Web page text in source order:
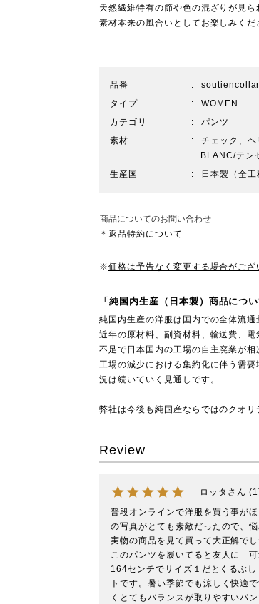
天然繊維特有の節や色の混ざりが見
素材本来の風合いとしてお楽しみくだ
品番
タイプ
WOMEN
カテゴリ
パンツ
素材
チェック、
BLANC/テン
生産国
日本製（全工
商品についてのお問い合わせ
＊返品特約について
※価格は予告なく変更する場合がござ
「純国内生産（日本製）商品につい
純国内生産の洋服は国内での全体流通
近年の原材料、副資材料、輸送費、
不足で日本国内の工場の自主廃業が相
工場の減少における集約化に伴う需
況は続いていく見通しです。
弊社は今後も純国産ならではのクオリ
Review
ロッタ 1
普段オンラインで洋服を買う事が
の写真がとても素敵だったので、
実物の商品を見て買って大正解でし
このパンツを履いてると友人に「
164センチでサイズ１だとくるぶ
トです。暑い季節でも涼しく快適
くとてもバランスが取りやすいパン